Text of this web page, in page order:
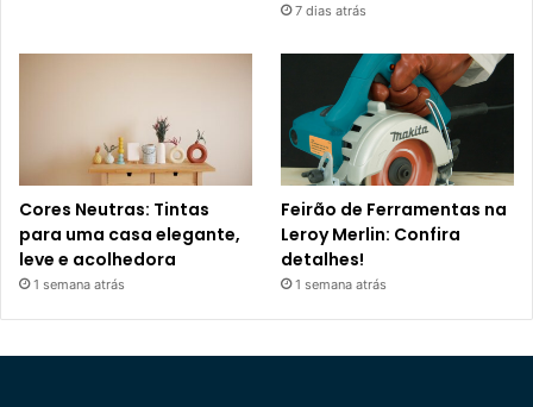
7 dias atrás
Cores Neutras: Tintas
para uma casa elegante,
leve e acolhedora
1 semana atrás
Feirão de Ferramentas na
Leroy Merlin: Confira
detalhes!
1 semana atrás